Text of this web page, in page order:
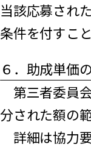
当該応募され
条件を付すこ
６．助成単価
第三者委員
分された額の
詳細は協力